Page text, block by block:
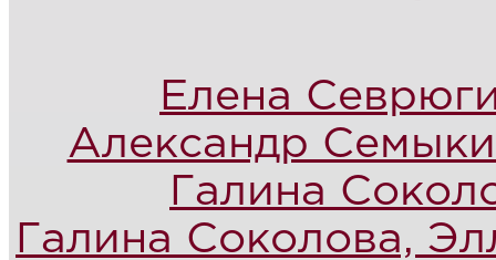
Елена
Александр
Галина
Галина Соколова,